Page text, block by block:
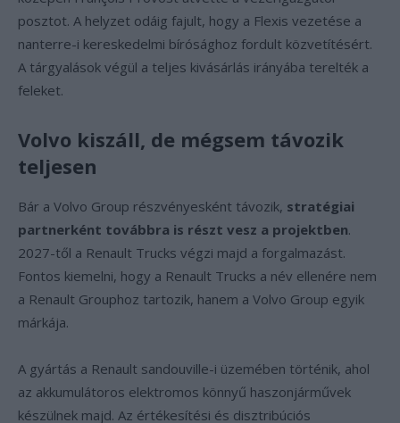
posztot. A helyzet odáig fajult, hogy a Flexis vezetése a
nanterre-i kereskedelmi bírósághoz fordult közvetítésért.
A tárgyalások végül a teljes kivásárlás irányába terelték a
feleket.
Volvo kiszáll, de mégsem távozik
teljesen
Bár a Volvo Group részvényesként távozik, stratégiai
partnerként továbbra is részt vesz a projektben.
2027-től a Renault Trucks végzi majd a forgalmazást.
Fontos kiemelni, hogy a Renault Trucks a név ellenére nem
a Renault Grouphoz tartozik, hanem a Volvo Group egyik
márkája.
A gyártás a Renault sandouville-i üzemében történik, ahol
az akkumulátoros elektromos könnyű haszonjárművek
készülnek majd. Az értékesítési és disztribúciós